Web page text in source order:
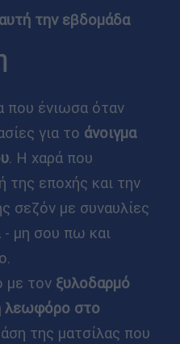
την εβδομάδα
που ένιωσα όταν
για το άνοιγμα
. Η χαρά που
της εποχής και την
σεζόν με συναυλίες
- μη σου πω και
με τον ξυλοδαρμό
λεωφόρο στο
της ματσίλας που